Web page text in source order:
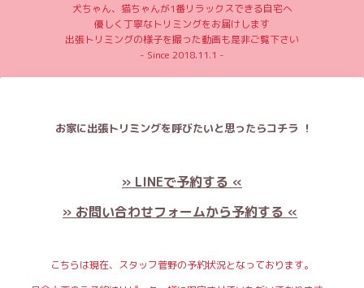
犬ちゃん、猫ちゃんが1番リラックスできる自宅へ
優しく丁寧なトリミングをお届けします
出張トリミングの様子を撮った動画も是非ご覧下さい
- Since 2018.11.1 -
お家に出張トリミングを呼びたいと思ったらコチラ ！
» LINEで予約する «
» お問い合わせフォームから予約する «
こちらは現在、スタッフ菅野の予約状況となっております。